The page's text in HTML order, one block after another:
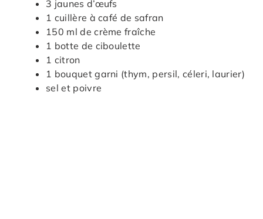
3 jaunes d’œufs
1 cuillère à café de safran
150 ml de crème fraîche
1 botte de ciboulette
1 citron
1 bouquet garni (thym, persil, céleri, laurier)
sel et poivre